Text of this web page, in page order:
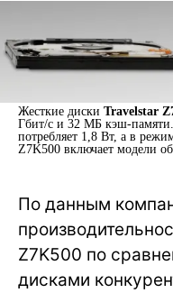
Жесткие диски Travelstar
Гбит/с и 32 МБ кэш-
потребляет 1,8 Вт, а в
Z7K500 включает модели
По данным
Z7K500 по
дисками